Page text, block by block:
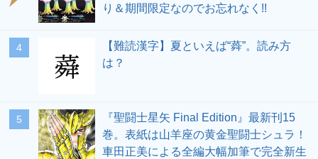
り＆期間限定なのでお忘れなく!!
4
【難読漢字】夏といえば“蕣”。読み方
は？
5
『聖闘士星矢 Final Edition』最新刊15
巻。表紙は山羊座の黄金聖闘士シュラ！
車田正美による全編大幅加筆で完全新生